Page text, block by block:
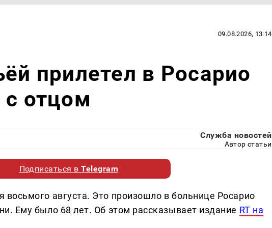
09.08.2026, 13:14
прилетел в Росарио
отцом
Служба новостей
Автор статьи
Подписаться вTelegram
восьмого августа. Это произошло в больнице Росарио
Ему было 68 лет. Об этом рассказывает издание RT на